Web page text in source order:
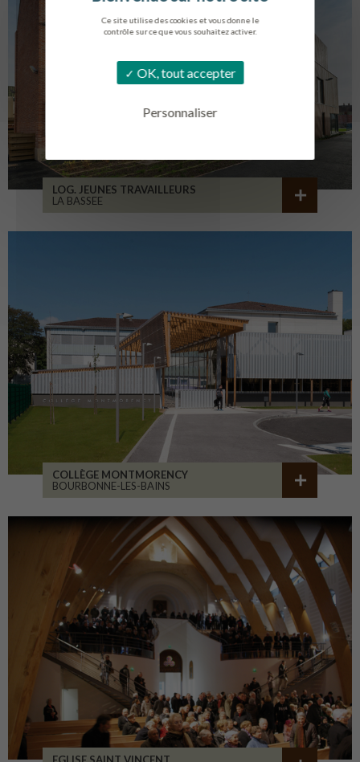
Ce site utilise des cookies et vous donne le
contrôle sur ce que vous souhaitez activer.
OK, tout accepter
Personnaliser
LOG. JEUNES TRAVAILLEURS
LA BASSEE
COLLÈGE MONTMORENCY
BOURBONNE-LES-BAINS